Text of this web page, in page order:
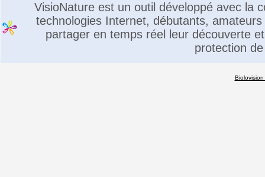
VisioNature est un outil développé avec la
technologies Internet, débutants,
partager en temps réel leur découverte
protection
Biolovision